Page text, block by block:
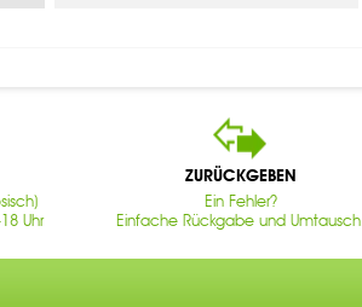
Uhr
ZURÜCKGEBEN
Ein Fehler?
Einfache Rückgabe und Umtausch.